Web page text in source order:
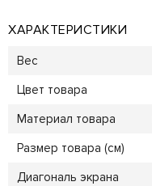
ХАРАКТЕРИСТИКИ
Вес
Цвет товара
Материал товара
Размер товара (см)
Диагональ экрана